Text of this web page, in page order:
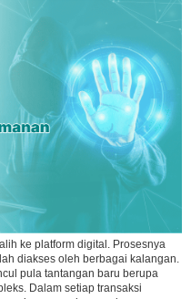
ke platform digital. Prosesnya
diakses oleh berbagai kalangan.
pula tantangan baru berupa
Dalam setiap transaksi